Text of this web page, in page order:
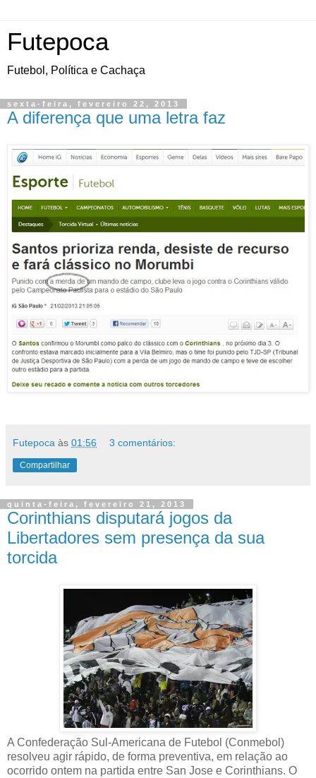
Futepoca
Futebol, Política e Cachaça
sexta-feira, fevereiro 22, 2013
A diferença que uma letra faz
Futepoca às 01:56 3 comentários:
Compartilhar
quinta-feira, fevereiro 21, 2013
Corinthians disputará jogos da
Libertadores sem presença da sua
torcida
A Confederação Sul-Americana de Futebol (Conmebol)
resolveu agir rápido, de forma preventiva, em relação ao
ocorrido ontem na partida entre San Jose e Corinthians. O